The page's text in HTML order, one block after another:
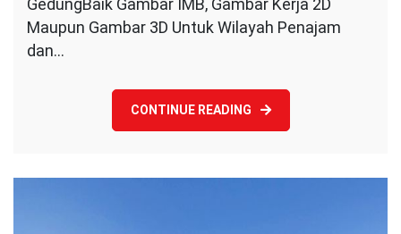
GedungBaik Gambar IMB, Gambar Kerja 2D
Maupun Gambar 3D Untuk Wilayah Penajam
dan…
CONTINUE READING